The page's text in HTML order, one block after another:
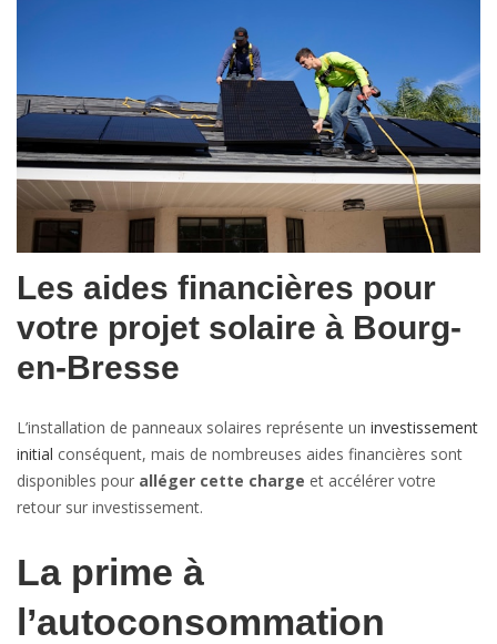
Les aides financières pour
votre projet solaire à Bourg-
en-Bresse
L’installation de panneaux solaires représente un investissement
initial conséquent, mais de nombreuses aides financières sont
disponibles pour alléger cette charge et accélérer votre
retour sur investissement.
La prime à
l’autoconsommation